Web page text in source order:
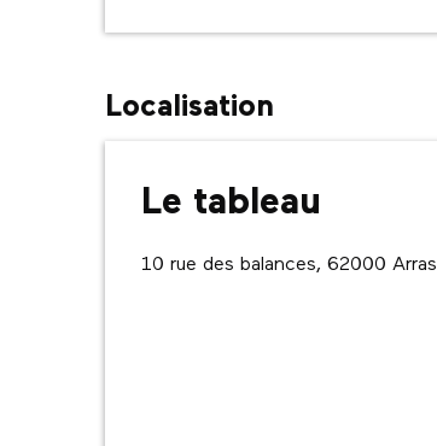
Localisation
Le tableau
10 rue des balances, 62000 Arras